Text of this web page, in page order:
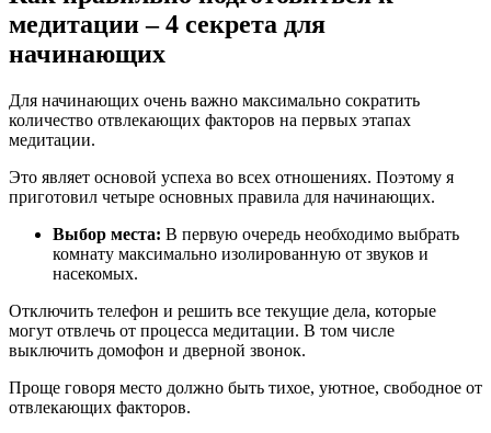
медитации – 4 секрета для
начинающих
Для начинающих очень важно максимально сократить
количество отвлекающих факторов на первых этапах
медитации.
Это являет основой успеха во всех отношениях. Поэтому я
приготовил четыре основных правила для начинающих.
Выбор места: В первую очередь необходимо выбрать
комнату максимально изолированную от звуков и
насекомых.
Отключить телефон и решить все текущие дела, которые
могут отвлечь от процесса медитации. В том числе
выключить домофон и дверной звонок.
Проще говоря место должно быть тихое, уютное, свободное от
отвлекающих факторов.